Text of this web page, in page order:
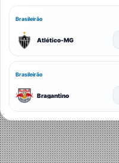
Brasileirão
Atlético-MG
Brasileirão
Bragantino